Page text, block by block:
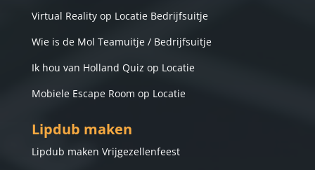
Virtual Reality op Locatie Bedrijfsuitje
Wie is de Mol Teamuitje / Bedrijfsuitje
Ik hou van Holland Quiz op Locatie
Mobiele Escape Room op Locatie
Lipdub maken
Lipdub maken Vrijgezellenfeest